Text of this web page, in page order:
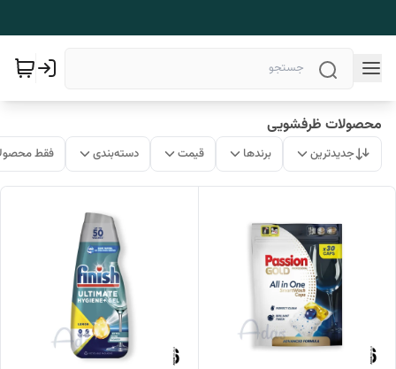
محصولات ظرفشویی
جدیدترین برندها قیمت دسته‌بندی فقط